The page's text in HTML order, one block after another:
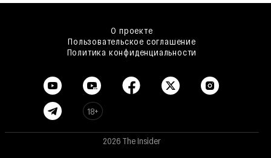
О проекте
Пользовательское соглашение
Политика конфиденциальности
18+
2026 The Insider